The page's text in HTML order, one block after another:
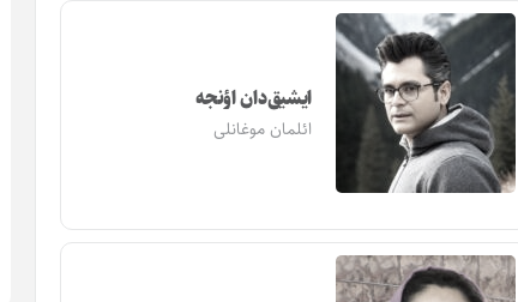
ایشیق‌دان اؤنجه
ائلمان موغانلی